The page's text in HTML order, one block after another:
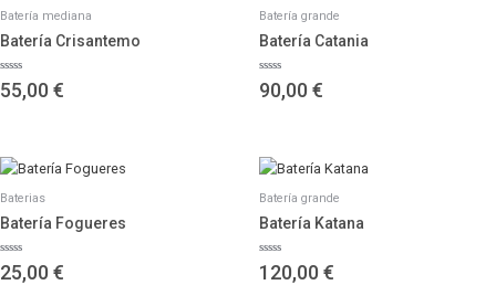
Batería mediana
Batería Crisantemo
Valorado
con
55,00 €
Batería grande
Batería Catania
Valorado
con
90,00 €
Baterias
Batería Fogueres
Valorado
con
25,00 €
Batería grande
Batería Katana
Valorado
con
120,00 €